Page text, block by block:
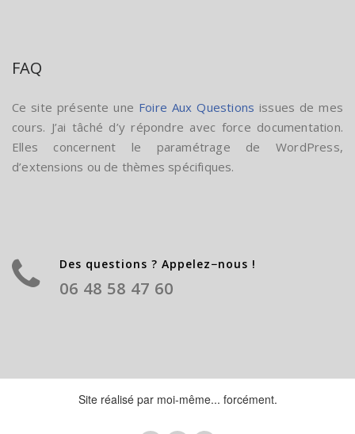
FAQ
Ce site présente une Foire Aux Questions issues de mes
cours. J’ai tâché d’y répondre avec force documentation.
Elles concernent le paramétrage de WordPress,
d’extensions ou de thèmes spécifiques.
Des questions ? Appelez−nous !
06 48 58 47 60
Site réalisé par moi-même... forcément.